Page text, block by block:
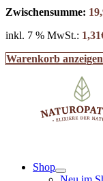
Zwischensumme:
inkl. 7 % MwSt.: 1,31
Warenkorb anzeigen
Shop